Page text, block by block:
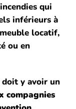
qui
inférieurs à
locatif,
ou en
y avoir un
compagnies